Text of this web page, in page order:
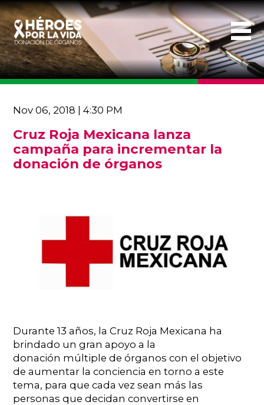
Nov 06, 2018 | 4:30 PM
Cruz Roja Mexicana lanza
campaña para incrementar la
donación de órganos
Durante 13 años, la Cruz Roja Mexicana ha
brindado un gran apoyo a la
donación múltiple de órganos con el objetivo
de aumentar la conciencia en torno a este
tema, para que cada vez sean más las
personas que decidan convertirse en